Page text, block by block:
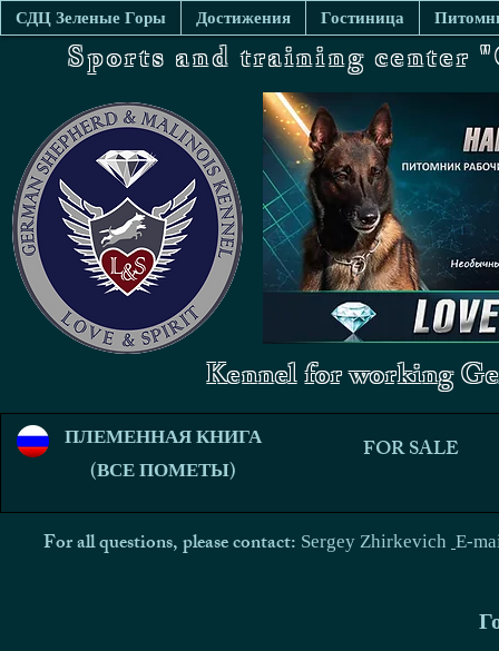
СДЦ Зеленые Горы Достижения Гостиница
Sports and training center
Kennel for working
ПЛЕМЕННАЯ КНИГА
(ВСЕ ПОМЕТЫ)
FOR SALE
For all questions, please contact: Sergey Zhirkevich E-